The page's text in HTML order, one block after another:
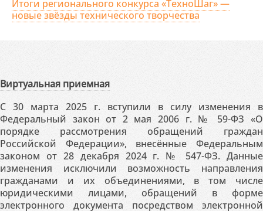
Итоги регионального конкурса «ТехноШаг» —
новые звёзды технического творчества
Виртуальная приемная
С 30 марта 2025 г. вступили в силу изменения в
Федеральный закон от 2 мая 2006 г. № 59-ФЗ «О
порядке рассмотрения обращений граждан
Российской Федерации», внесённые Федеральным
законом от 28 декабря 2024 г. № 547-ФЗ. Данные
изменения исключили возможность направления
гражданами и их объединениями, в том числе
юридическими лицами, обращений в форме
электронного документа посредством электронной